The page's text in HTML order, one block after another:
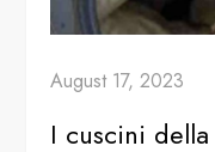
August 17, 2023
I cuscini